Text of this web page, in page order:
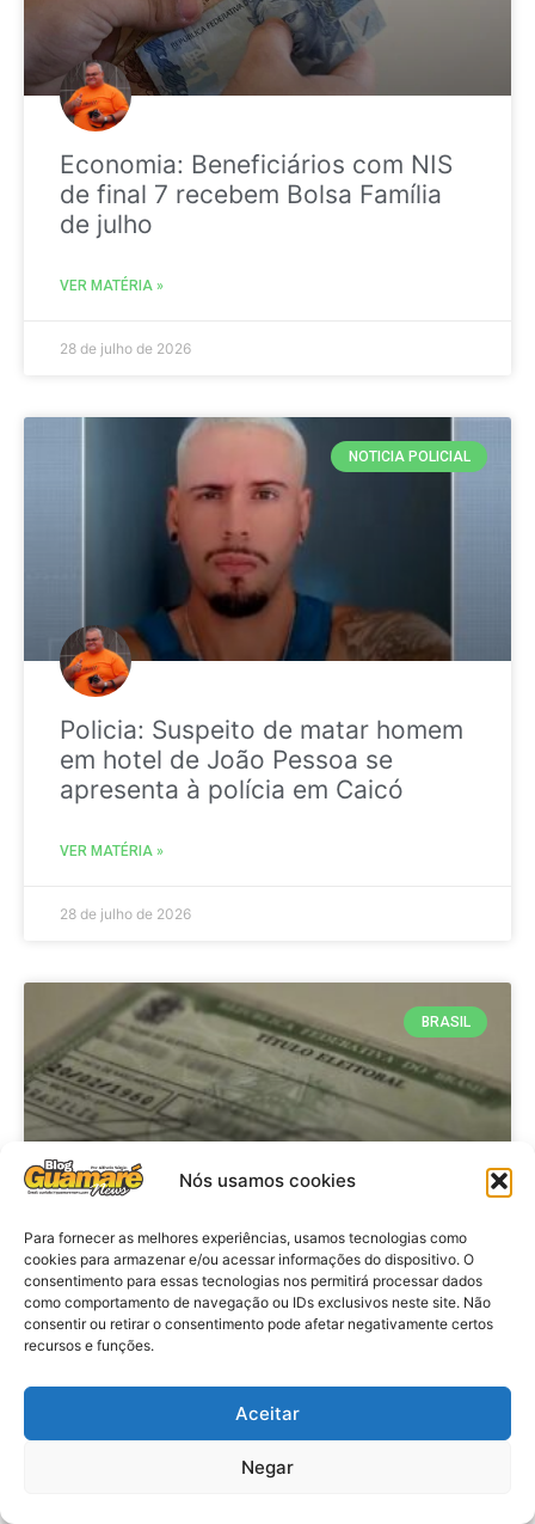
Nós usamos cookies
Para fornecer as melhores experiências, usamos tecnologias como
cookies para armazenar e/ou acessar informações do dispositivo. O
consentimento para essas tecnologias nos permitirá processar dados
como comportamento de navegação ou IDs exclusivos neste site. Não
consentir ou retirar o consentimento pode afetar negativamente certos
recursos e funções.
Aceitar
Negar
Economia: Beneficiários com NIS
de final 7 recebem Bolsa Família
de julho
VER MATÉRIA »
28 de julho de 2026
NOTICIA POLICIAL
Policia: Suspeito de matar homem
em hotel de João Pessoa se
apresenta à polícia em Caicó
VER MATÉRIA »
28 de julho de 2026
BRASIL
Brasil: Policia Federal investiga
753 casos de crimes eleitorais
antes das eleições